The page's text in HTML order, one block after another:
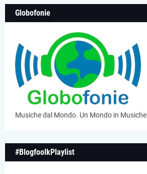
Globofonie
Musiche dal Mondo. Un Mondo in Musiche
#BlogfoolkPlaylist